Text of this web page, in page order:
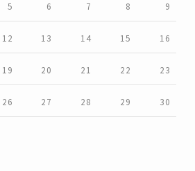
5 6 7 8 9
12 13 14 15 16
19 20 21 22 23
26 27 28 29 30